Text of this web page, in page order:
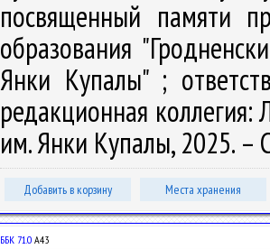
посвященный памяти
образования
Янки Купалы" ;
редакционная коллегия:
им. Янки Купалы, 2025. –
Добавить в корзину Места хранения
ББК 71.0 А43